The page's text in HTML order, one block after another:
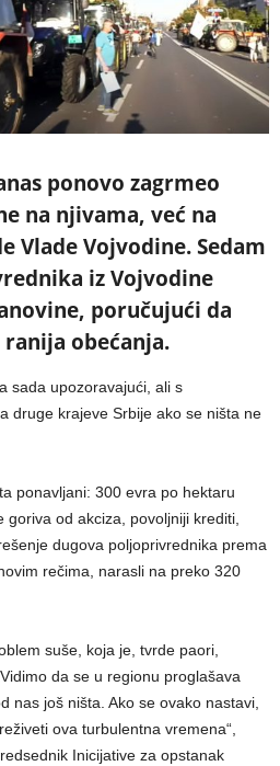
ponovo zagrmeo
na njivama, već na
Vlade Vojvodine. Sedam
iz Vojvodine
poručujući da
obećanja.
sada upozoravajući, ali s
druge krajeve Srbije ako se ništa ne
ponavljani: 300 evra po hektaru
goriva od akciza, povoljniji krediti,
dugova poljoprivrednika prema
rečima, narasli na preko 320
suše, koja je, tvrde paori,
da se u regionu proglašava
nas još ništa. Ako se ovako nastavi,
ova turbulentna vremena“,
Inicijative za opstanak